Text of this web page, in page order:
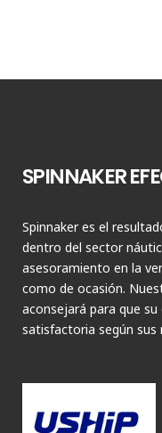
SPINNAKER
Spinnaker es el
dentro del sector
asesoramiento en la
como de ocasión.
aconsejará para que
satisfactoria según sus